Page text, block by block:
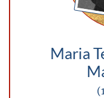
Maria